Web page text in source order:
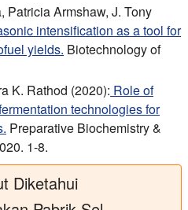
Patricia Armshaw, J. Tony
intensification as a tool for
yields. Biotechnology of
K. Rathod (2020): Role of
technologies for
Preparative Biochemistry &
1-8.
Diketahui